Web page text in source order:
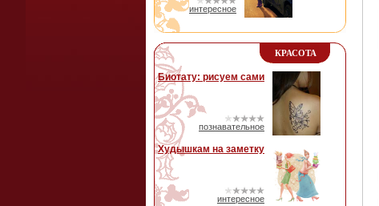
интересное
КРАСОТА
Биотату: рисуем сами
познавательное
Худышкам на заметку
интересное